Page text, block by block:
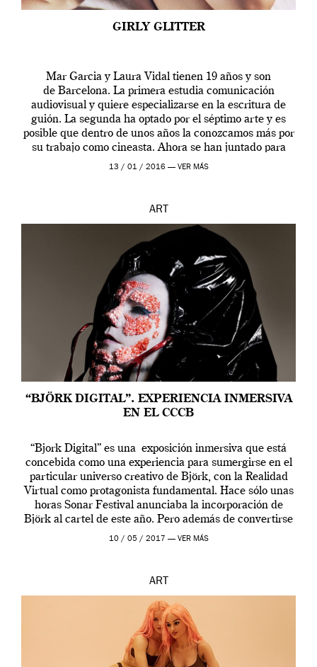
GIRLY GLITTER
Mar Garcia y Laura Vidal tienen 19 años y son
de Barcelona. La primera estudia comunicación
audiovisual y quiere especializarse en la escritura de
guión. La segunda ha optado por el séptimo arte y es
posible que dentro de unos años la conozcamos más por
su trabajo como cineasta. Ahora se han juntado para
contarnos una […]
13 / 01 / 2016 — VER MÁS
ART
“BJÖRK DIGITAL”. EXPERIENCIA INMERSIVA
EN EL CCCB
“Bjork Digital” es una exposición inmersiva que está
concebida como una experiencia para sumergirse en el
particular universo creativo de Björk, con la Realidad
Virtual como protagonista fundamental. Hace sólo unas
horas Sonar Festival anunciaba la incorporación de
Björk al cartel de este año. Pero además de convertirse
en una de las actuaciones más relevantes […]
10 / 05 / 2017 — VER MÁS
ART